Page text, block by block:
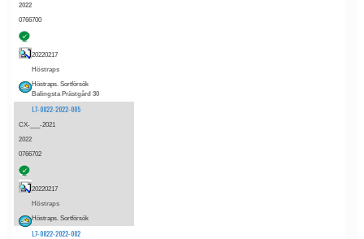
2022
0766700
20220217
Höstraps
Höstraps. Sortförsök
Balingsta Prästgård 30
L7-0822-2022-005
CX-___-2021
2022
0766702
20220217
Höstraps
Höstraps. Sortförsök
L7-0822-2022-002